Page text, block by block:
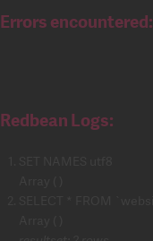
Errors encountered:
Redbean Logs: